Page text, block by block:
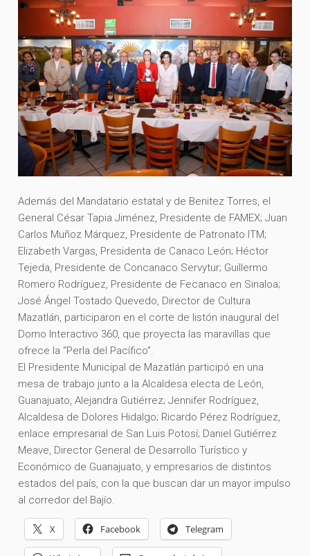
Además del Mandatario estatal y de Benitez Torres, el
General César Tapia Jiménez, Presidente de FAMEX; Juan
Carlos Muñoz Márquez, Presidente de Patronato ITM;
Elizabeth Vargas, Presidenta de Canaco León; Héctor
Tejeda, Presidente de Concanaco Servytur; Guillermo
Romero Rodríguez, Presidente de Fecanaco en Sinaloa;
José Ángel Tostado Quevedo, Director de Cultura
Mazatlán, participaron en el corte de listón inaugural del
Domo Interactivo 360, que proyecta las maravillas que
ofrece la “Perla del Pacífico”.
El Presidente Municipal de Mazatlán participó en una
mesa de trabajo junto a la Alcaldesa electa de León,
Guanajuato, Alejandra Gutiérrez; Jennifer Rodríguez,
Alcaldesa de Dolores Hidalgo; Ricardo Pérez Rodríguez,
enlace empresarial de San Luis Potosí; Daniel Gutiérrez
Meave, Director General de Desarrollo Turístico y
Económico de Guanajuato, y empresarios de distintos
estados del país, con la que buscan dar un mayor impulso
al corredor del Bajío.
X Facebook Telegram